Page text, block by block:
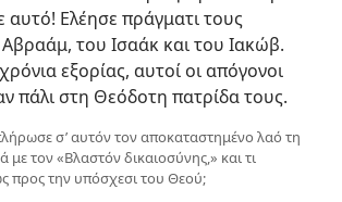
αυτό! Ελέησε πράγματι τους
του Ισαάκ και του Ιακώβ.
εξορίας, αυτοί οι απόγονοι
πάλι στη Θεόδοτη πατρίδα τους.
σ’ αυτόν τον αποκαταστημένο λαό τη
με τον «Βλαστόν δικαιοσύνης,» και τι
προς την υπόσχεσι του Θεού;